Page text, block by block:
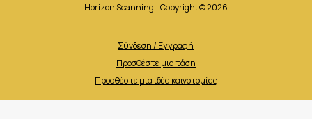
Horizon Scanning - Copyright © 2026
Σύνδεση / Εγγραφή
Προσθέστε μια τάση
Προσθέστε μια ιδέα καινοτομίας